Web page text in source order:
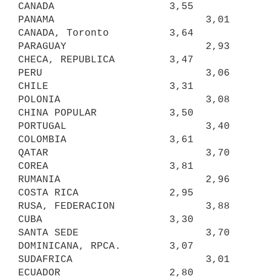
CANADA                   3,55
PANAMA                         3,01
CANADA, Toronto          3,64
PARAGUAY                       2,93
CHECA, REPUBLICA         3,47
PERU                           3,06
CHILE                    3,31
POLONIA                        3,08
CHINA POPULAR            3,50
PORTUGAL                       3,40
COLOMBIA                 3,61
QATAR                          3,70
COREA                    3,81
RUMANIA                        2,96
COSTA RICA               2,95
RUSA, FEDERACION               3,88
CUBA                     3,30
SANTA SEDE                     3,70
DOMINICANA, RPCA.        3,07
SUDAFRICA                      3,01
ECUADOR                  2,80